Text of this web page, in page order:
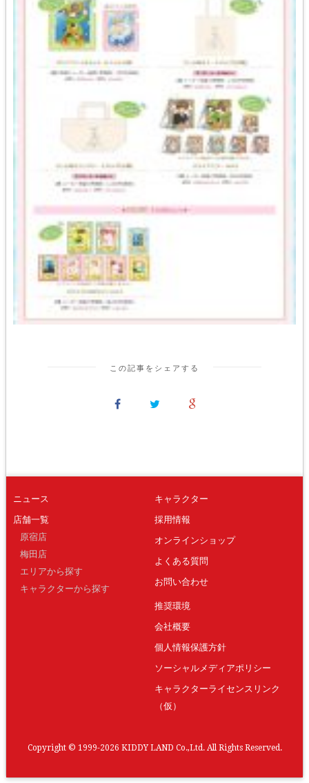
この記事をシェアする
ニュース
店舗一覧
原宿店
梅田店
エリアから探す
キャラクターから探す
キャラクター
採用情報
オンラインショップ
よくある質問
お問い合わせ
推奨環境
会社概要
個人情報保護方針
ソーシャルメディアポリシー
キャラクターライセンスリンク
（仮）
Copyright © 1999-2026 KIDDY LAND Co.,Ltd. All Rights Reserved.